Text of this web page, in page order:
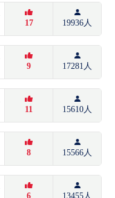
17 19936人
9 17281人
11 15610人
8 15566人
6 13455人